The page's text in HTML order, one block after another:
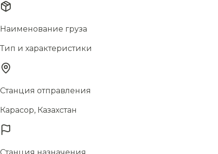
Наименование груза
Тип и характеристики
Станция отправления
Карасор, Казахстан